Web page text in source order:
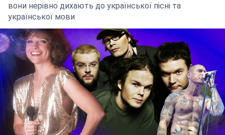
вони нерівно дихають до української пісні та
української мови